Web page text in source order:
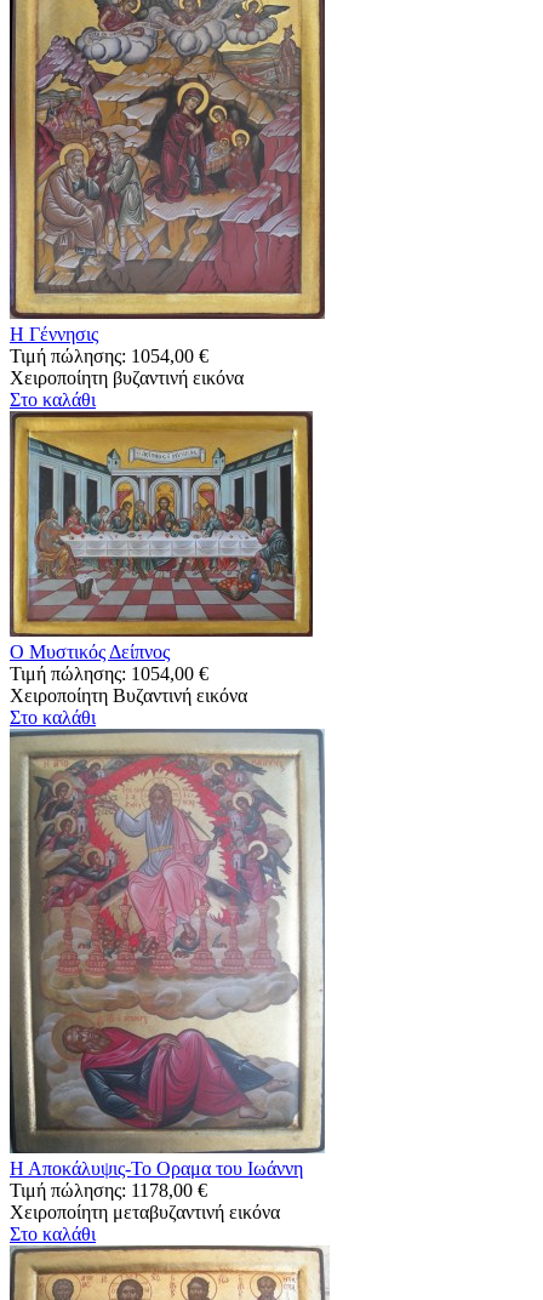
Η Γέννησις
Τιμή πώλησης: 1054,00 €
Χειροποίητη βυζαντινή εικόνα
Στο καλάθι
Ο Μυστικός Δείπνος
Τιμή πώλησης: 1054,00 €
Χειροποίητη Βυζαντινή εικόνα
Στο καλάθι
Η Αποκάλυψις-Το Οραμα του Ιωάννη
Τιμή πώλησης: 1178,00 €
Χειροποίητη μεταβυζαντινή εικόνα
Στο καλάθι